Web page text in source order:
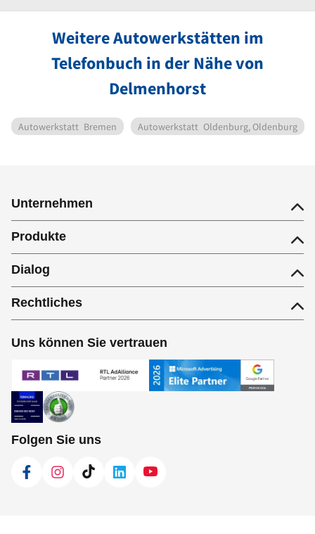
Weitere Autowerkstätten im
Telefonbuch in der Nähe von
Delmenhorst
Autowerkstatt Bremen Autowerkstatt Oldenburg, Oldenburg
Unternehmen
Produkte
Dialog
Rechtliches
Uns können Sie vertrauen
Folgen Sie uns